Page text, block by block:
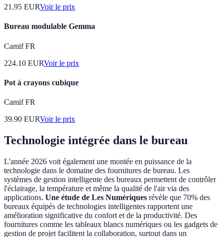
21.95 EURVoir le prix
Bureau modulable Gemma
Camif FR
224.10 EURVoir le prix
Pot à crayons cubique
Camif FR
39.90 EURVoir le prix
Technologie intégrée dans le bureau
L'année 2026 voit également une montée en puissance de la
technologie dans le domaine des fournitures de bureau. Les
systèmes de gestion intelligente des bureaux permettent de contrôler
l'éclairage, la température et même la qualité de l'air via des
applications. Une étude de Les Numériques révèle que 70% des
bureaux équipés de technologies intelligentes rapportent une
amélioration significative du confort et de la productivité. Des
fournitures comme les tableaux blancs numériques ou les gadgets de
gestion de projet facilitent la collaboration, surtout dans un